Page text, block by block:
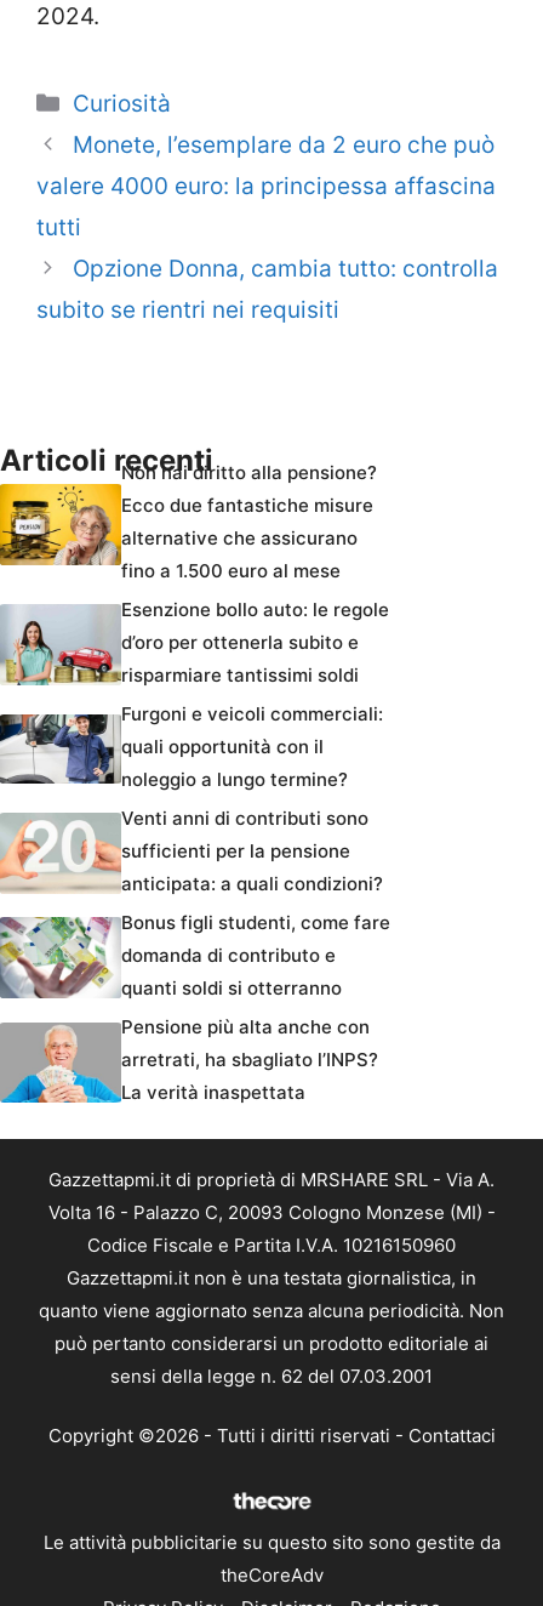
2024.
Categorie
Curiosità
Monete, l’esemplare da 2 euro che può
valere 4000 euro: la principessa affascina
tutti
Opzione Donna, cambia tutto: controlla
subito se rientri nei requisiti
Articoli recentiNon hai diritto alla pensione?
Ecco due fantastiche misure
alternative che assicurano
fino a 1.500 euro al mese
Esenzione bollo auto: le regole
d’oro per ottenerla subito e
risparmiare tantissimi soldi
Furgoni e veicoli commerciali:
quali opportunità con il
noleggio a lungo termine?
Venti anni di contributi sono
sufficienti per la pensione
anticipata: a quali condizioni?
Bonus figli studenti, come fare
domanda di contributo e
quanti soldi si otterranno
Pensione più alta anche con
arretrati, ha sbagliato l’INPS?
La verità inaspettata
Gazzettapmi.it di proprietà di MRSHARE SRL - Via A.
Volta 16 - Palazzo C, 20093 Cologno Monzese (MI) -
Codice Fiscale e Partita I.V.A. 10216150960
Gazzettapmi.it non è una testata giornalistica, in
quanto viene aggiornato senza alcuna periodicità. Non
può pertanto considerarsi un prodotto editoriale ai
sensi della legge n. 62 del 07.03.2001
Copyright ©2026 - Tutti i diritti riservati - Contattaci
Le attività pubblicitarie su questo sito sono gestite da
theCoreAdv